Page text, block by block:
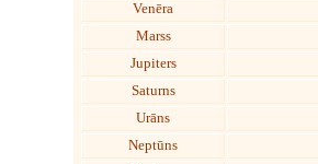
Venēra
Marss
Jupiters
Saturns
Urāns
Neptūns